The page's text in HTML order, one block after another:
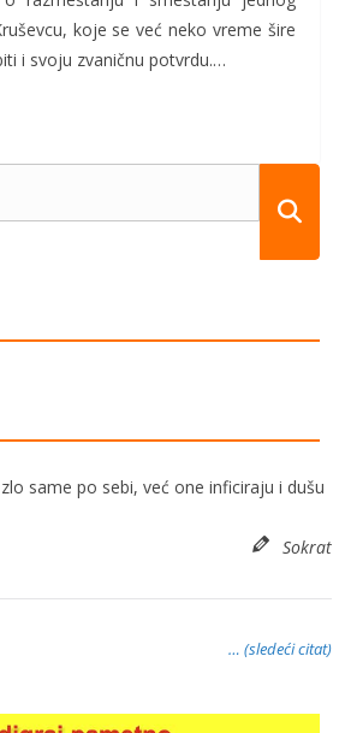
koje se već neko vreme šire
i svoju zvaničnu potvrdu.…
same po sebi, već one inficiraju i dušu
Sokrat
… (sledeći citat)